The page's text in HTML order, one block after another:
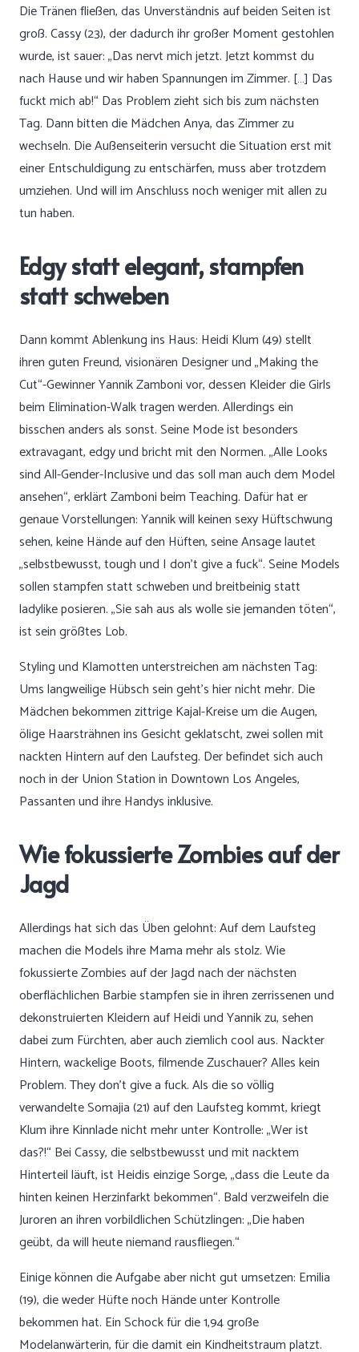
Die Tränen fließen, das Unverständnis auf beiden Seiten ist
groß. Cassy (23), der dadurch ihr großer Moment gestohlen
wurde, ist sauer: „Das nervt mich jetzt. Jetzt kommst du
nach Hause und wir haben Spannungen im Zimmer. […] Das
fuckt mich ab!“ Das Problem zieht sich bis zum nächsten
Tag. Dann bitten die Mädchen Anya, das Zimmer zu
wechseln. Die Außenseiterin versucht die Situation erst mit
einer Entschuldigung zu entschärfen, muss aber trotzdem
umziehen. Und will im Anschluss noch weniger mit allen zu
tun haben.
Edgy statt elegant, stampfen
statt schweben
Dann kommt Ablenkung ins Haus: Heidi Klum (49) stellt
ihren guten Freund, visionären Designer und „Making the
Cut“-Gewinner Yannik Zamboni vor, dessen Kleider die Girls
beim Elimination-Walk tragen werden. Allerdings ein
bisschen anders als sonst. Seine Mode ist besonders
extravagant, edgy und bricht mit den Normen. „Alle Looks
sind All-Gender-Inclusive und das soll man auch dem Model
ansehen“, erklärt Zamboni beim Teaching. Dafür hat er
genaue Vorstellungen: Yannik will keinen sexy Hüftschwung
sehen, keine Hände auf den Hüften, seine Ansage lautet
„selbstbewusst, tough und I don’t give a fuck“. Seine Models
sollen stampfen statt schweben und breitbeinig statt
ladylike posieren. „Sie sah aus als wolle sie jemanden töten“,
ist sein größtes Lob.
Styling und Klamotten unterstreichen am nächsten Tag:
Ums langweilige Hübsch sein geht’s hier nicht mehr. Die
Mädchen bekommen zittrige Kajal-Kreise um die Augen,
ölige Haarsträhnen ins Gesicht geklatscht, zwei sollen mit
nackten Hintern auf den Laufsteg. Der befindet sich auch
noch in der Union Station in Downtown Los Angeles,
Passanten und ihre Handys inklusive.
Wie fokussierte Zombies auf der
Jagd
Allerdings hat sich das Üben gelohnt: Auf dem Laufsteg
machen die Models ihre Mama mehr als stolz. Wie
fokussierte Zombies auf der Jagd nach der nächsten
oberflächlichen Barbie stampfen sie in ihren zerrissenen und
dekonstruierten Kleidern auf Heidi und Yannik zu, sehen
dabei zum Fürchten, aber auch ziemlich cool aus. Nackter
Hintern, wackelige Boots, filmende Zuschauer? Alles kein
Problem. They don’t give a fuck. Als die so völlig
verwandelte Somajia (21) auf den Laufsteg kommt, kriegt
Klum ihre Kinnlade nicht mehr unter Kontrolle: „Wer ist
das?!“ Bei Cassy, die selbstbewusst und mit nacktem
Hinterteil läuft, ist Heidis einzige Sorge, „dass die Leute da
hinten keinen Herzinfarkt bekommen“. Bald verzweifeln die
Juroren an ihren vorbildlichen Schützlingen: „Die haben
geübt, da will heute niemand rausfliegen.“
Einige können die Aufgabe aber nicht gut umsetzen: Emilia
(19), die weder Hüfte noch Hände unter Kontrolle
bekommen hat. Ein Schock für die 1,94 große
Modelanwärterin, für die damit ein Kindheitstraum platzt.